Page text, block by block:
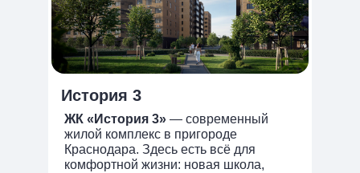
ЖК «История 3» — современный
жилой комплекс в пригороде
Краснодара. Здесь есть всё для
комфортной жизни: новая школа,
История 3